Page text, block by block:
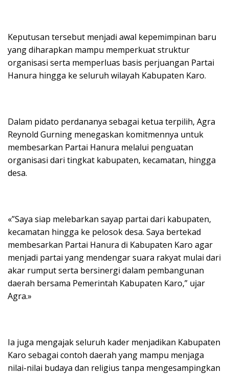
Keputusan tersebut menjadi awal kepemimpinan baru
yang diharapkan mampu memperkuat struktur
organisasi serta memperluas basis perjuangan Partai
Hanura hingga ke seluruh wilayah Kabupaten Karo.
Dalam pidato perdananya sebagai ketua terpilih, Agra
Reynold Gurning menegaskan komitmennya untuk
membesarkan Partai Hanura melalui penguatan
organisasi dari tingkat kabupaten, kecamatan, hingga
desa.
«”Saya siap melebarkan sayap partai dari kabupaten,
kecamatan hingga ke pelosok desa. Saya bertekad
membesarkan Partai Hanura di Kabupaten Karo agar
menjadi partai yang mendengar suara rakyat mulai dari
akar rumput serta bersinergi dalam pembangunan
daerah bersama Pemerintah Kabupaten Karo,” ujar
Agra.»
Ia juga mengajak seluruh kader menjadikan Kabupaten
Karo sebagai contoh daerah yang mampu menjaga
nilai-nilai budaya dan religius tanpa mengesampingkan